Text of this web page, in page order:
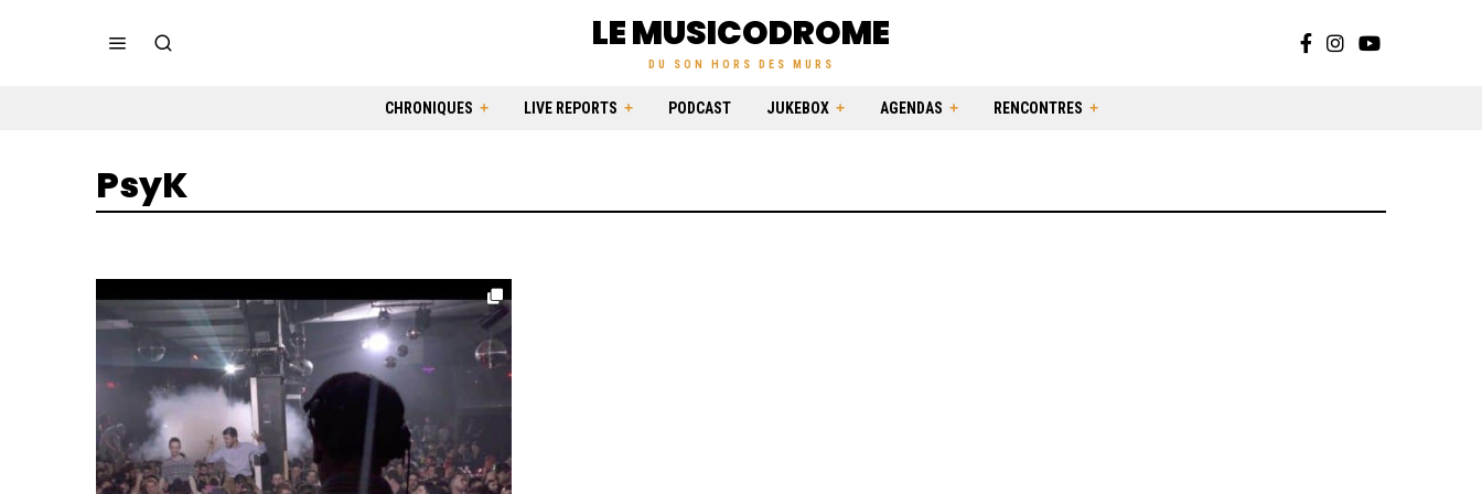
LE MUSICODROME
DU SON HORS DES MURS
CHRONIQUES LIVE REPORTS PODCAST JUKEBOX AGENDAS RENCONTRES
PsyK